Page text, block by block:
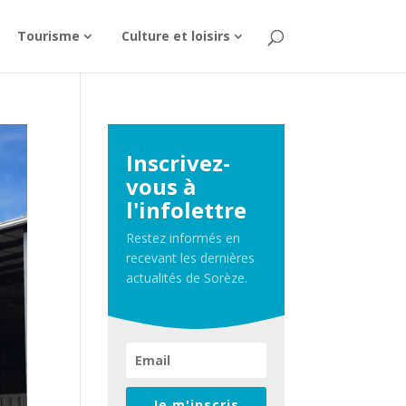
Tourisme Culture et loisirs
Inscrivez-
vous à
l'infolettre
Restez informés en
recevant les dernières
actualités de Sorèze.